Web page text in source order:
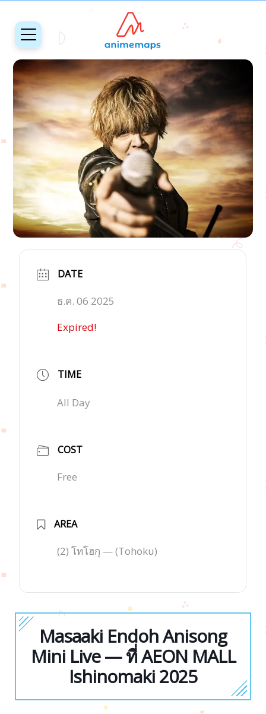
DATE
ธ.ค. 06 2025
Expired!
TIME
All Day
COST
Free
AREA
(2) โทโฮกุ — (Tohoku)
Masaaki Endoh Anisong
Mini Live — ที่ AEON MALL
Ishinomaki 2025